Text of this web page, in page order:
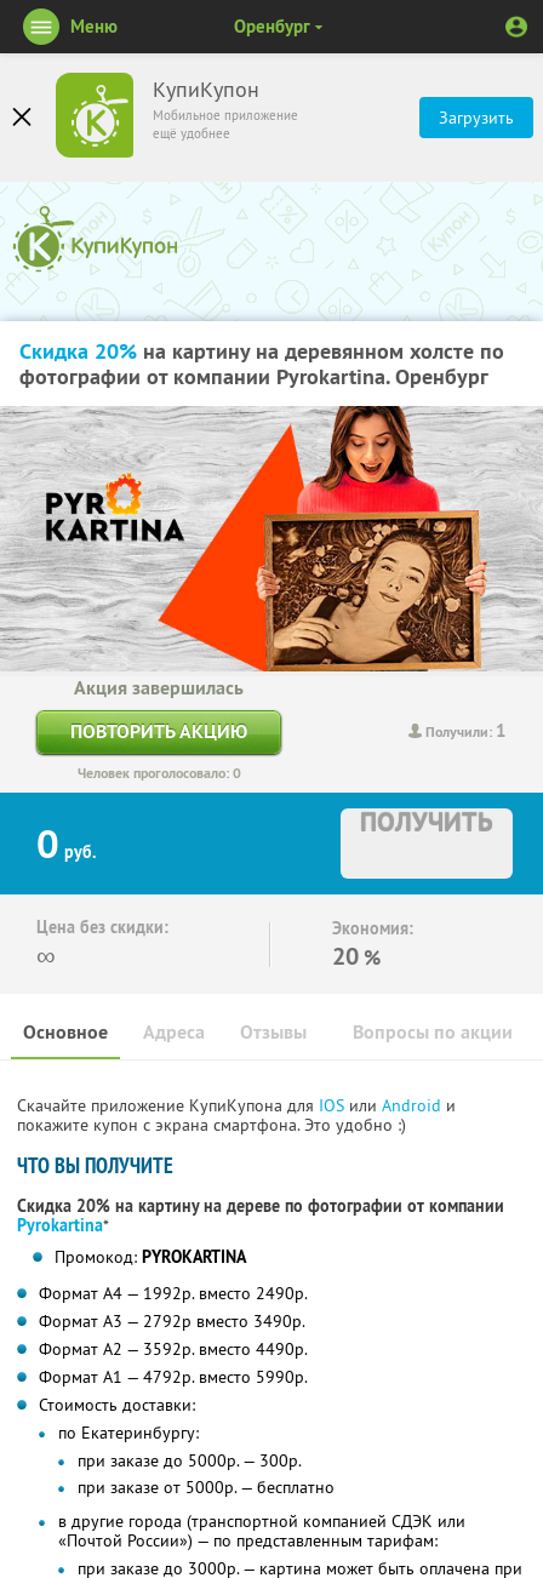
КупиКупон
Мобильное приложение
ещё удобнее
Загрузить
Меню Оренбург
Скидка 20% на картину на деревянном холсте по
фотографии от компании Pyrokartina. Оренбург
Получили: 1
Акция завершилась
ПОВТОРИТЬ АКЦИЮ
Человек проголосовало: 0
0 руб.
ПОЛУЧИТЬ
Цена без скидки:
∞
Экономия:
20 %
Основное Отзывы Вопросы по акции
Адреса
Скачайте приложение КупиКупона для IOS или Android и
покажите купон с экрана смартфона. Это удобно :)
ЧТО ВЫ ПОЛУЧИТЕ
Скидка 20% на картину на дереве по фотографии от компании
Pyrokartina*
Промокод: PYROKARTINA
Формат А4 — 1992р. вместо 2490р.
Формат А3 — 2792р вместо 3490р.
Формат А2 — 3592р. вместо 4490р.
Формат А1 — 4792р. вместо 5990р.
Стоимость доставки:
по Екатеринбургу:
при заказе до 5000р. — 300р.
при заказе от 5000р. — бесплатно
в другие города (транспортной компанией СДЭК или
«Почтой России») — по представленным тарифам:
при заказе до 3000р. — картина может быть оплачена при